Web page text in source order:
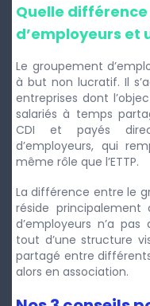
Quelle
d’employeurs et
Le groupement
à but non lucratif. Il
entreprises dont
salariés à temps
CDI et payés
d’employeurs, qui
même rôle que l’ETTP.
La différence entre le
réside
d’employeurs n’a
tout d’une structure
partagé entre
alors en association.